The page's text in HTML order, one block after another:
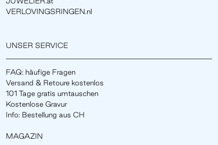
VERLOVINGSRINGEN.nl
UNSER SERVICE
FAQ: häufige Fragen
Versand & Retoure kostenlos
101 Tage gratis umtauschen
Kostenlose Gravur
Info: Bestellung aus CH
MAGAZIN